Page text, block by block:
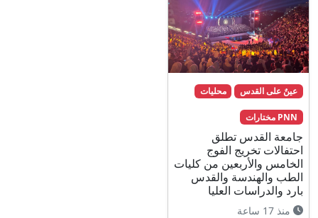
عينٌ على القدس محليات
PNN مختارات
جامعة القدس تطلق
احتفالات تخريج الفوج
الخامس والأربعين من كليات
الطب والهندسة والقدس
بارد والدراسات العليا
منذ 17 ساعة